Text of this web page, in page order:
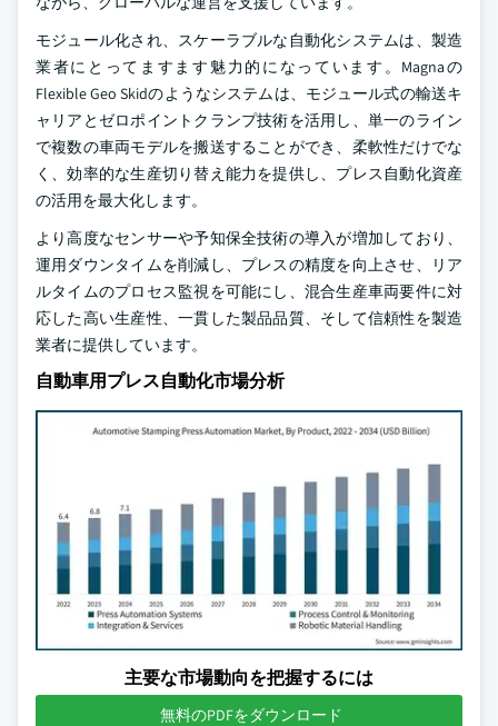
モジュール化され、スケーラブルな自動化システムは、製造
業者にとってますます魅力的になっています。Magnaの
Flexible Geo Skidのようなシステムは、モジュール式の輸送キ
ャリアとゼロポイントクランプ技術を活用し、単一のライン
で複数の車両モデルを搬送することができ、柔軟性だけでな
く、効率的な生産切り替え能力を提供し、プレス自動化資産
の活用を最大化します。
より高度なセンサーや予知保全技術の導入が増加しており、
運用ダウンタイムを削減し、プレスの精度を向上させ、リア
ルタイムのプロセス監視を可能にし、混合生産車両要件に対
応した高い生産性、一貫した製品品質、そして信頼性を製造
業者に提供しています。
自動車用プレス自動化市場分析
主要な市場動向を把握するには
無料のPDFをダウンロード